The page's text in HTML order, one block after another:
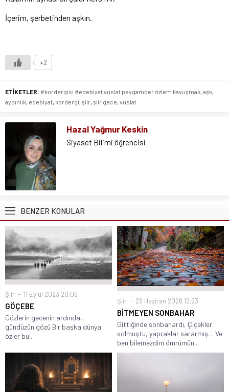
İçerim, şerbetinden aşkın.
+2
ETİKETLER: #kordergisi #edebiyat vuslat peygamber özlem kavuşmak aşk
aydınlık edebiyat kordergi şiir şiir gece vuslat
Hazal Yağmur Keskin
Siyaset Bilimi öğrencisi
BENZER KONULAR
Şiir 11 Eylül 2023 20:06
GÖÇEBE
Gözlerin gecenin ardında,
gündüzün gözü Bir başka dünya
özler bu...
Şiir 29 Haziran 2026 12:23
BİTMEYEN SONBAHAR
Gittiğinde sonbahardı, Çiçekler
solmuştu, yapraklar sararmış… Ve
ben bilemezdim ömrümün...